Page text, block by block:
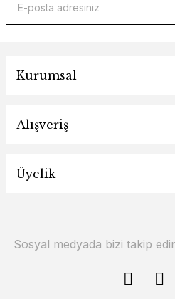
Kurumsal
Alışveriş
Üyelik
Sosyal medyada bizi takip